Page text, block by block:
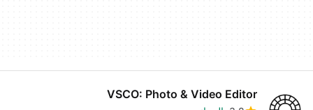
VSCO: Photo & Video Editor